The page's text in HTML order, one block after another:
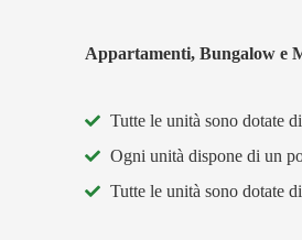
Appartamenti, Bungalow e
Tutte le unità sono dotate
Ogni unità dispone di un
Tutte le unità sono dotate